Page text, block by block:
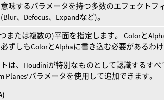
味するパラメータを持つ多数のエフェクトフ
、Defocus、Expandなど)。
または複数の)平面を指定します。 Colorと
ずしもColorとAlphaに書き込む必要があるわ
は、Houdiniが特別なものとして認識するす
Planes'パラメータを使用して追加できます。